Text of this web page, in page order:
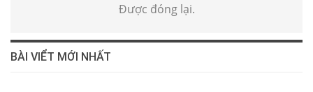
Được đóng lại.
BÀI VIỂT MỚI NHẤT